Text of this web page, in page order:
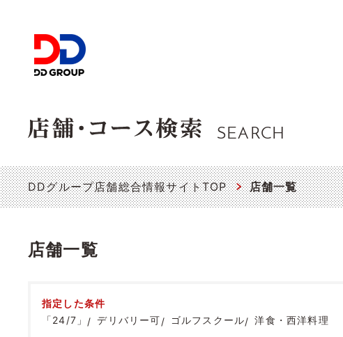
SEARCH
DDグループ店舗総合情報サイトTOP 店舗一覧
店舗一覧
指定した条件
「24/7」
デリバリー可 ゴルフスクール 洋食・西洋料理